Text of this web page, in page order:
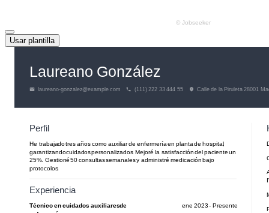
Usar plantilla